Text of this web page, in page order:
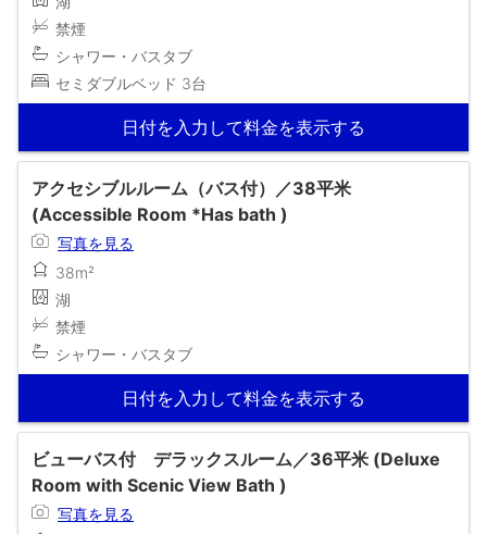
禁煙
シャワー・バスタブ
セミダブルベッド 3台
日付を入力して料金を表示する
アクセシブルルーム（バス付）／38平米
(Accessible Room *Has bath )
写真を見る
38m²
湖
禁煙
シャワー・バスタブ
日付を入力して料金を表示する
ビューバス付 デラックスルーム／36平米 (Deluxe
Room with Scenic View Bath )
写真を見る